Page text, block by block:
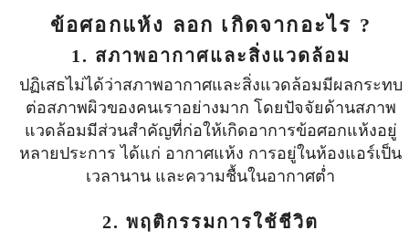
ข้อศอกแห้ง ลอก เกิดจากอะไร ?
1. สภาพอากาศและสิ่งแวดล้อม
ปฏิเสธไม่ได้ว่าสภาพอากาศและสิ่งแวดล้อมมีผลกระทบ
ต่อสภาพผิวของคนเราอย่างมาก โดยปัจจัยด้านสภาพ
แวดล้อมมีส่วนสำคัญที่ก่อให้เกิดอาการข้อศอกแห้งอยู่
หลายประการ ได้แก่ อากาศแห้ง การอยู่ในห้องแอร์เป็น
เวลานาน และความชื้นในอากาศต่ำ
2. พฤติกรรมการใช้ชีวิต